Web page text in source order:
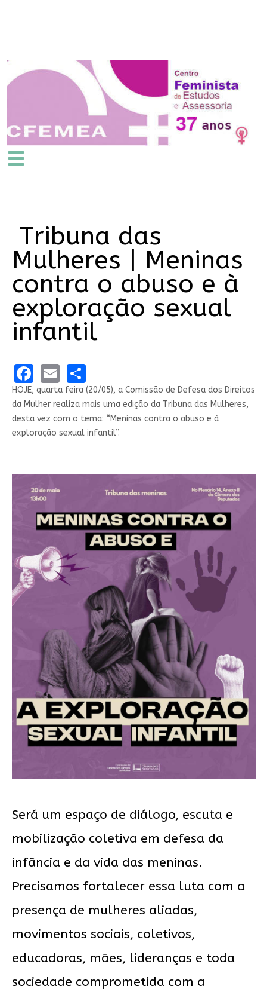
Tribuna das
Mulheres | Meninas
contra o abuso e à
exploração sexual
infantil
Facebook
EmailShare
HOJE, quarta feira (20/05), a Comissão de Defesa dos Direitos
da Mulher realiza mais uma edição da Tribuna das Mulheres,
desta vez com o tema: “Meninas contra o abuso e à
exploração sexual infantil”.
Será um espaço de diálogo, escuta e
mobilização coletiva em defesa da
infância e da vida das meninas.
Precisamos fortalecer essa luta com a
presença de mulheres aliadas,
movimentos sociais, coletivos,
educadoras, mães, lideranças e toda
sociedade comprometida com a